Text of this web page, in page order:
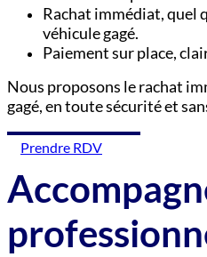
Rachat immédiat, quel
véhicule gagé.
Paiement sur place,
Nous proposons le rachat
gagé, en toute sécurité et
Prendre RDV